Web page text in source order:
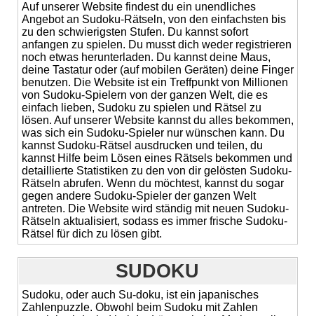
Auf unserer Website findest du ein unendliches
Angebot an Sudoku-Rätseln, von den einfachsten bis
zu den schwierigsten Stufen. Du kannst sofort
anfangen zu spielen. Du musst dich weder registrieren
noch etwas herunterladen. Du kannst deine Maus,
deine Tastatur oder (auf mobilen Geräten) deine Finger
benutzen. Die Website ist ein Treffpunkt von Millionen
von Sudoku-Spielern von der ganzen Welt, die es
einfach lieben, Sudoku zu spielen und Rätsel zu
lösen. Auf unserer Website kannst du alles bekommen,
was sich ein Sudoku-Spieler nur wünschen kann. Du
kannst Sudoku-Rätsel ausdrucken und teilen, du
kannst Hilfe beim Lösen eines Rätsels bekommen und
detaillierte Statistiken zu den von dir gelösten Sudoku-
Rätseln abrufen. Wenn du möchtest, kannst du sogar
gegen andere Sudoku-Spieler der ganzen Welt
antreten. Die Website wird ständig mit neuen Sudoku-
Rätseln aktualisiert, sodass es immer frische Sudoku-
Rätsel für dich zu lösen gibt.
SUDOKU
Sudoku, oder auch Su-doku, ist ein japanisches
Zahlenpuzzle. Obwohl beim Sudoku mit Zahlen